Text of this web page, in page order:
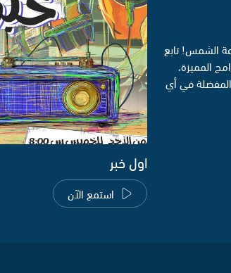
الشمس! تابع
المميزة،
في أي
اول خبر
استمع الآن